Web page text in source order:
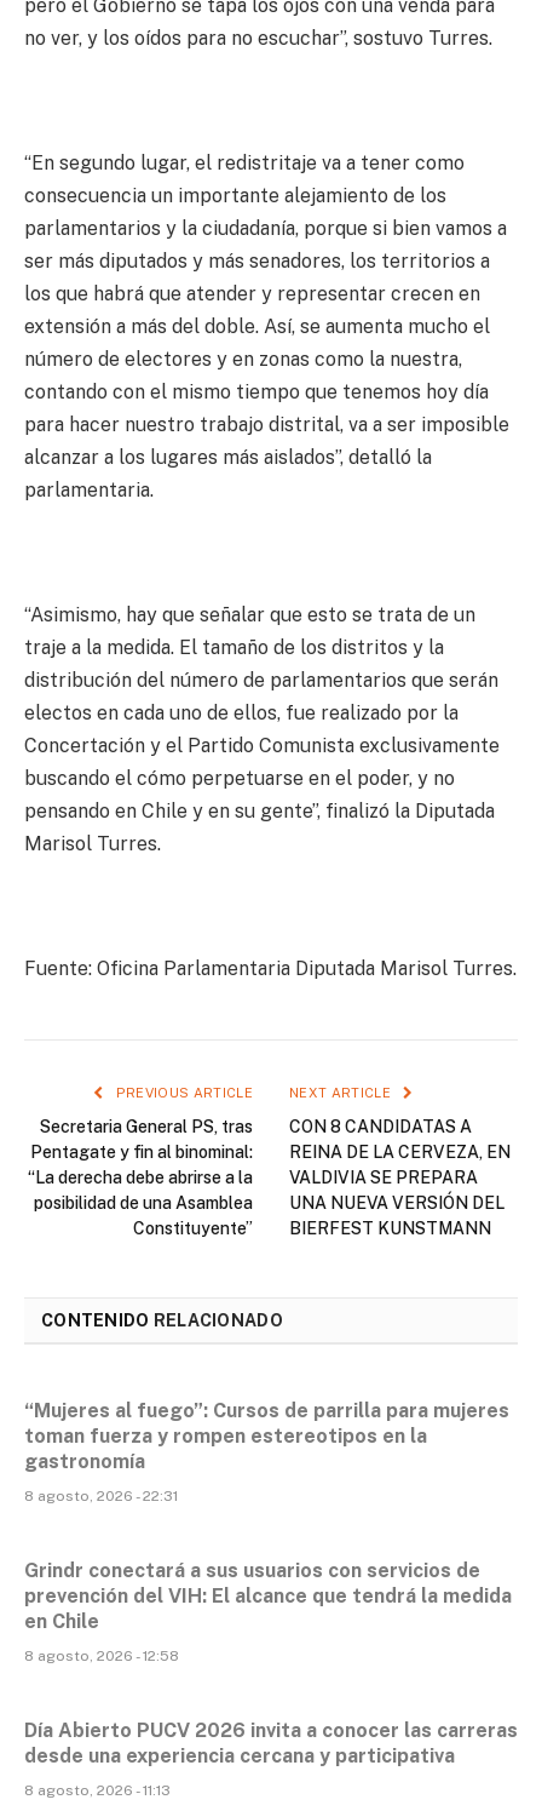
pero el Gobierno se tapa los ojos con una venda para
no ver, y los oídos para no escuchar”, sostuvo Turres.
“En segundo lugar, el redistritaje va a tener como
consecuencia un importante alejamiento de los
parlamentarios y la ciudadanía, porque si bien vamos a
ser más diputados y más senadores, los territorios a
los que habrá que atender y representar crecen en
extensión a más del doble. Así, se aumenta mucho el
número de electores y en zonas como la nuestra,
contando con el mismo tiempo que tenemos hoy día
para hacer nuestro trabajo distrital, va a ser imposible
alcanzar a los lugares más aislados”, detalló la
parlamentaria.
“Asimismo, hay que señalar que esto se trata de un
traje a la medida. El tamaño de los distritos y la
distribución del número de parlamentarios que serán
electos en cada uno de ellos, fue realizado por la
Concertación y el Partido Comunista exclusivamente
buscando el cómo perpetuarse en el poder, y no
pensando en Chile y en su gente”, finalizó la Diputada
Marisol Turres.
Fuente: Oficina Parlamentaria Diputada Marisol Turres.
PREVIOUS ARTICLE
Secretaria General PS, tras
Pentagate y fin al binominal:
“La derecha debe abrirse a la
posibilidad de una Asamblea
Constituyente”
NEXT ARTICLE
CON 8 CANDIDATAS A
REINA DE LA CERVEZA, EN
VALDIVIA SE PREPARA
UNA NUEVA VERSIÓN DEL
BIERFEST KUNSTMANN
CONTENIDO RELACIONADO
“Mujeres al fuego”: Cursos de parrilla para mujeres
toman fuerza y rompen estereotipos en la
gastronomía
8 agosto, 2026 - 22:31
Grindr conectará a sus usuarios con servicios de
prevención del VIH: El alcance que tendrá la medida
en Chile
8 agosto, 2026 - 12:58
Día Abierto PUCV 2026 invita a conocer las carreras
desde una experiencia cercana y participativa
8 agosto, 2026 - 11:13